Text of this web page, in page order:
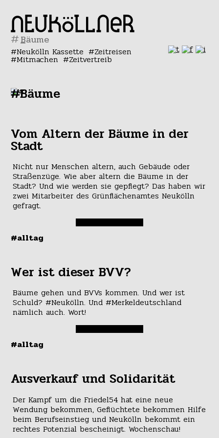
#
Neukölln Kassette Zeitreisen
Mitmachen Zeitvertreib
#Bäume
Vom Altern der Bäume in der
Stadt
Nicht nur Menschen altern, auch Gebäude oder
Straßenzüge. Wie aber altern die Bäume in der
Stadt? Und wie werden sie gepflegt? Das haben wir
zwei Mitarbeiter des Grünflächenamtes Neukölln
gefragt.
#alltag
Wer ist dieser BVV?
Bäume gehen und BVVs kommen. Und wer ist
Schuld? #Neukölln. Und #Merkeldeutschland
nämlich auch. Wort!
#alltag
Ausverkauf und Solidarität
Der Kampf um die Friedel54 hat eine neue
Wendung bekommen, Geflüchtete bekommen Hilfe
beim Berufseinstieg und Neukölln bekommt ein
rechtes Potenzial bescheinigt. Wochenschau!